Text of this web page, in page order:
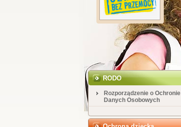
RODO
Rozporządzenie o Ochronie
Danych Osobowych